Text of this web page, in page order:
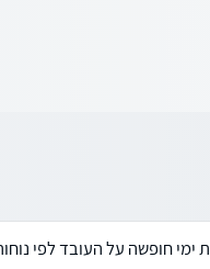
ימי חופשה על העובד לפי